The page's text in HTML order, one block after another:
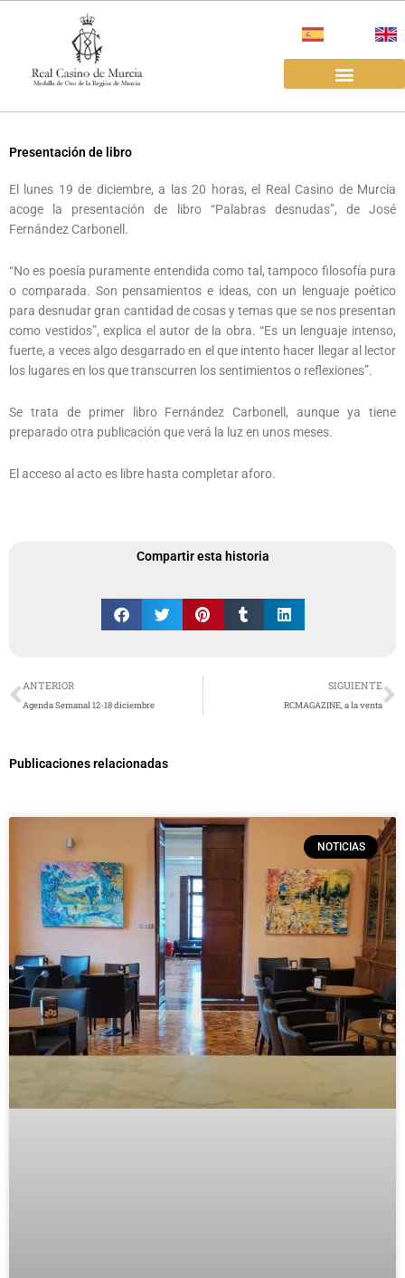
Presentación de libro
El lunes 19 de diciembre, a las 20 horas, el Real Casino de Murcia
acoge la presentación de libro “Palabras desnudas”, de José
Fernández Carbonell.
“No es poesía puramente entendida como tal, tampoco filosofía pura
o comparada. Son pensamientos e ideas, con un lenguaje poético
para desnudar gran cantidad de cosas y temas que se nos presentan
como vestidos”, explica el autor de la obra. “Es un lenguaje intenso,
fuerte, a veces algo desgarrado en el que intento hacer llegar al lector
los lugares en los que transcurren los sentimientos o reflexiones”.
Se trata de primer libro Fernández Carbonell, aunque ya tiene
preparado otra publicación que verá la luz en unos meses.
El acceso al acto es libre hasta completar aforo.
Compartir esta historia
Ant
ANTERIOR
Agenda Semanal 12-18 diciembre
SIGUIENTE
RCMAGAZINE, a la venta
Publicaciones relacionadas
NOTICIAS